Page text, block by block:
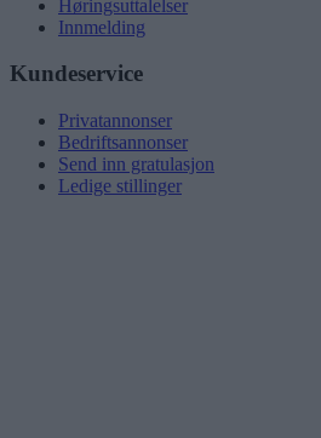
Høringsuttalelser
Innmelding
Kundeservice
Privatannonser
Bedriftsannonser
Send inn gratulasjon
Ledige stillinger